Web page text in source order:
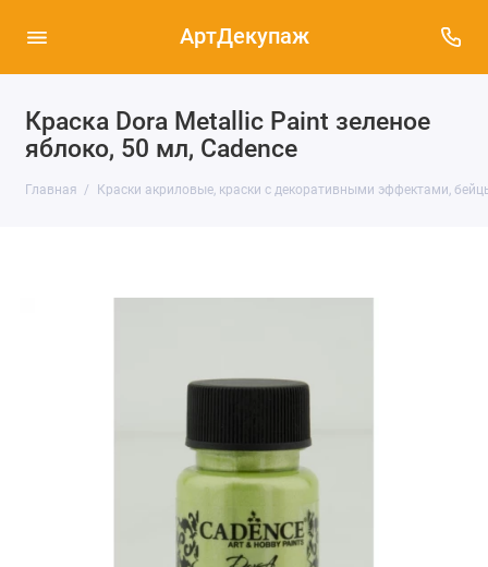
АртДекупаж
Краска Dora Metallic Paint зеленое
яблоко, 50 мл, Cadence
Главная Краски акриловые, краски с декоративными эффектами,